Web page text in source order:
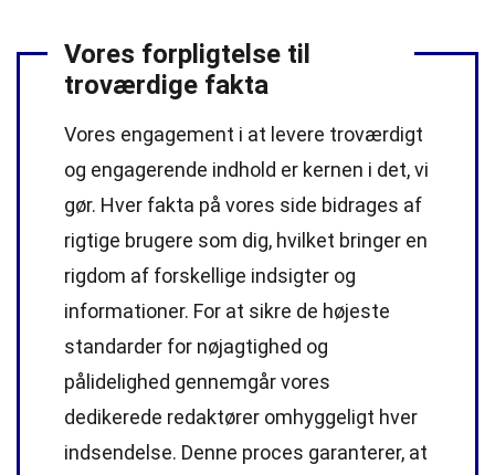
Vores forpligtelse til
troværdige fakta
Vores engagement i at levere troværdigt
og engagerende indhold er kernen i det, vi
gør. Hver fakta på vores side bidrages af
rigtige brugere som dig, hvilket bringer en
rigdom af forskellige indsigter og
informationer. For at sikre de højeste
standarder for nøjagtighed og
pålidelighed gennemgår vores
dedikerede redaktører omhyggeligt hver
indsendelse. Denne proces garanterer, at